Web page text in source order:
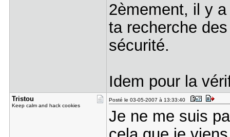
2èmement, il y
ta recherche
sécurité.
Idem pour la
Tristou
Keep calm and hack cookies
Posté le 03-05-2007 à 13:33:40
Je ne me suis